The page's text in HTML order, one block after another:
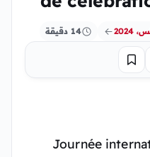
14 دقيقة
حفظ
Journée